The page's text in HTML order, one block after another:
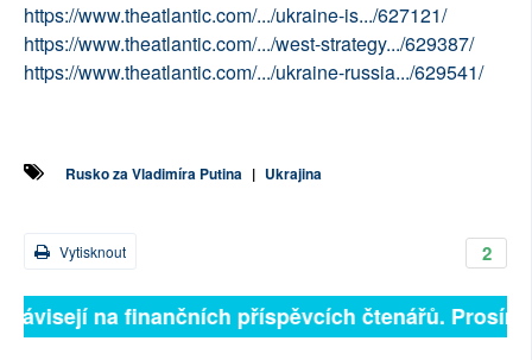
https://www.theatlantic.com/.../ukraine-is.../627121/
https://www.theatlantic.com/.../west-strategy.../629387/
https://www.theatlantic.com/.../ukraine-russia.../629541/
Rusko za Vladimíra Putina | Ukrajina
2
Vytisknout
na finančních příspěvcích čtenářů. Prosíme,